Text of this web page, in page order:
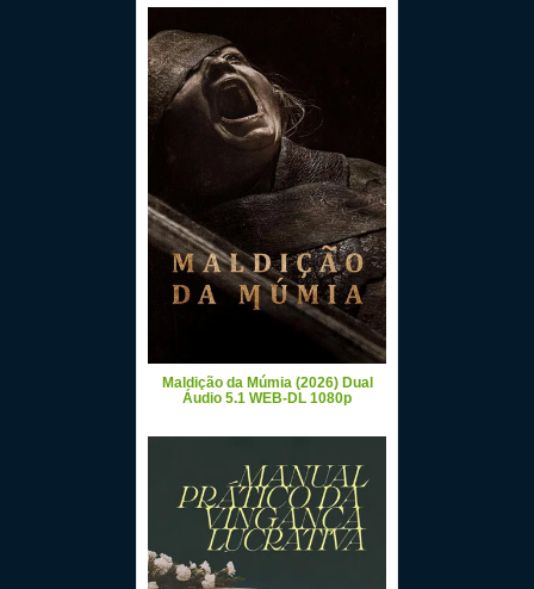
Maldição da Múmia (2026) Dual
Áudio 5.1 WEB-DL 1080p